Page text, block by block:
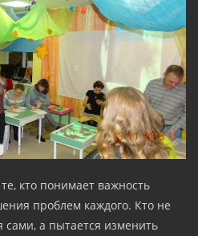
кто понимает важность
проблем каждого. Кто не
сами, а пытается изменить